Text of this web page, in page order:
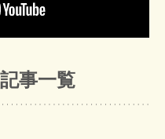
事一覧